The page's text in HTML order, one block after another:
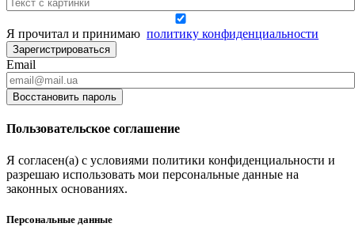
Я прочитал и принимаю политику конфиденциальности
Зарегистрироваться
Email
Восстановить пароль
Пользовательское соглашение
Я согласен(а) с условиями политики конфиденциальности и
разрешаю использовать мои персональные данные на
законных основаниях.
Персональные данные